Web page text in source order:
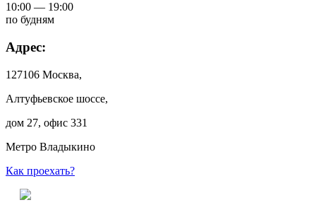
10:00 — 19:00
по будням
Адрес:
127106 Москва,
Алтуфьевское шоссе,
дом 27, офис 331
Метро Владыкино
Как проехать?